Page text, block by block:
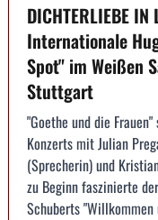
DICHTERLIEBE IN
Internationale
Spot" im Weißen
Stuttgart
"Goethe und die
Konzerts mit Julian
(Sprecherin) und
zu Beginn faszinierte
Schuberts "Willkommen